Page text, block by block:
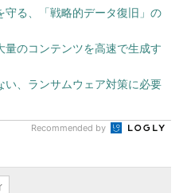
守る、「戦略的データ復旧」の
のコンテンツを高速で生成す
い、ランサムウェア対策に必要
Recommended by